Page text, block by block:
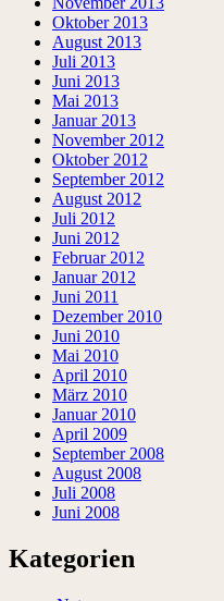
Oktober 2013
August 2013
Juli 2013
Juni 2013
Mai 2013
Januar 2013
November 2012
Oktober 2012
September 2012
August 2012
Juli 2012
Juni 2012
Februar 2012
Januar 2012
Juni 2011
Dezember 2010
Juni 2010
Mai 2010
April 2010
März 2010
Januar 2010
April 2009
September 2008
August 2008
Juli 2008
Juni 2008
Kategorien